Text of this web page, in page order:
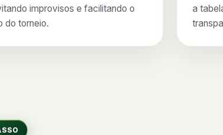
improvisos e facilitando o
do torneio.
a